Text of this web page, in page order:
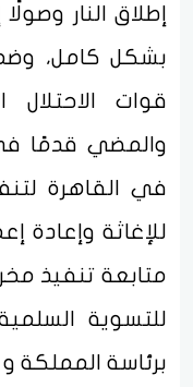
إطلاق النار
بشكل كامل،
قوات الاحتلال
والمضي قدمًا
في القاهرة
للإغاثة وإعادة
متابعة تنفيذ
للتسوية
برئاسة المملكة